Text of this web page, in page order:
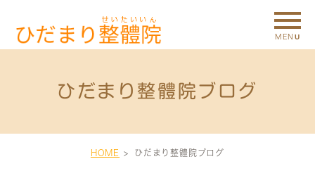
ひだまり整體院ブログ
HOME ひだまり整體院ブログ